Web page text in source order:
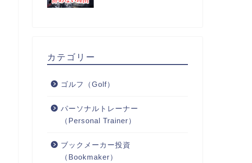
カテゴリー
ゴルフ（Golf）
パーソナルトレーナー
（Personal Trainer）
ブックメーカー投資
（Bookmaker）